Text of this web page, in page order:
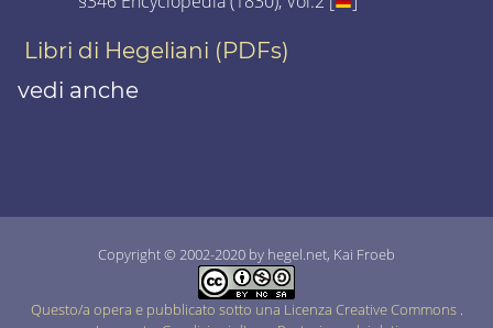
Libri di Hegeliani (PDFs)
vedi anche
Copyright © 2002-2020 by hegel.net, Kai Froeb
Questo/a opera e pubblicato sotto una Licenza Creative Commons .